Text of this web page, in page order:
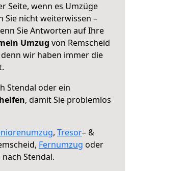
Seite, wenn es Umzüge
Sie nicht weiterwissen –
Sie Antworten auf Ihre
Umzug von Remscheid
denn wir haben immer die
Stendal oder ein
, damit Sie problemlos
, Tresor– &
Fernumzug oder
Stendal.